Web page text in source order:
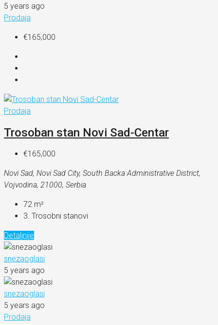
5 years ago
Prodaja
€165,000
Prodaja
Trosoban stan Novi Sad-Centar
€165,000
Novi Sad, Novi Sad City, South Backa Administrative District,
Vojvodina, 21000, Serbia
72 m²
3. Trosobni stanovi
Detaljnije
snezaoglasi
5 years ago
snezaoglasi
5 years ago
Prodaja